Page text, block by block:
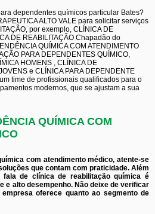
dependentes químicos particular Bates?
ALTO VALE para solicitar serviços
por exemplo, CLÍNICA DE
DE REABILITAÇÃO Chapadão do
QUÍMICA COM ATENDIMENTO
PARA DEPENDENTES QUÍMICO,
HOMENS , CLÍNICA DE
e CLÍNICA PARA DEPENDENTE
time de profissionais qualificados para o
modernos, que se ajustam a sua
QUÍMICA COM
com atendimento médico, atente-se
que contam com praticidade. Além
de clínica de reabilitação química é
e alto desempenho. Não deixe de verificar
oferece quanto ao segmento de